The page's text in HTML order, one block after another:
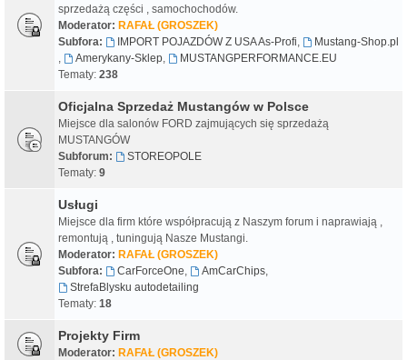
sprzedażą części , samochochodów.
Moderator: RAFAŁ (GROSZEK)
Subfora:
IMPORT POJAZDÓW Z USA As-Profi,
Mustang-Shop.pl
,
Amerykany-Sklep,
MUSTANGPERFORMANCE.EU
Tematy: 238
Oficjalna Sprzedaż Mustangów w Polsce
Miejsce dla salonów FORD zajmujących się sprzedażą
MUSTANGÓW
Subforum:
STOREOPOLE
Tematy: 9
Usługi
Miejsce dla firm które współpracują z Naszym forum i naprawiają ,
remontują , tuningują Nasze Mustangi.
Moderator: RAFAŁ (GROSZEK)
Subfora:
CarForceOne, AmCarChips,
StrefaBlysku autodetailing
Tematy: 18
Projekty Firm
Moderator: RAFAŁ (GROSZEK)